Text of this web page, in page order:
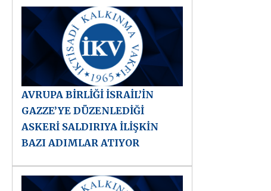
AVRUPA BİRLİĞİ İSRAİL’İN
GAZZE’YE DÜZENLEDİĞİ
ASKERİ SALDIRIYA İLİŞKİN
BAZI ADIMLAR ATIYOR